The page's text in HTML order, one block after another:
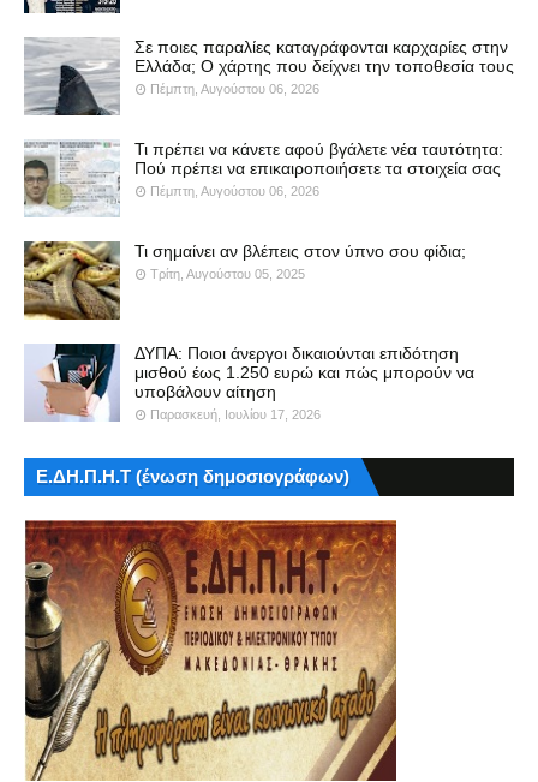
Σε ποιες παραλίες καταγράφονται καρχαρίες στην
Ελλάδα; Ο χάρτης που δείχνει την τοποθεσία τους
Πέμπτη, Αυγούστου 06, 2026
Τι πρέπει να κάνετε αφού βγάλετε νέα ταυτότητα:
Πού πρέπει να επικαιροποιήσετε τα στοιχεία σας
Πέμπτη, Αυγούστου 06, 2026
Τι σημαίνει αν βλέπεις στον ύπνο σου φίδια;
Τρίτη, Αυγούστου 05, 2025
ΔΥΠΑ: Ποιοι άνεργοι δικαιούνται επιδότηση
μισθού έως 1.250 ευρώ και πώς μπορούν να
υποβάλουν αίτηση
Παρασκευή, Ιουλίου 17, 2026
Ε.ΔΗ.Π.Η.Τ (ένωση δημοσιογράφων)